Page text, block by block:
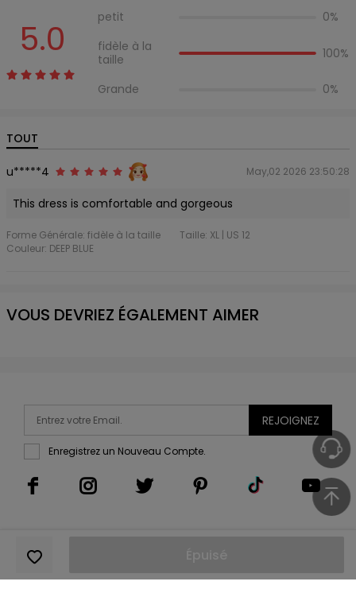
Encolure:
Type de Manche:
Sans Manche
Longueur des manches:
Longueur de Robes:
Liste d'emballage:
1 robe
5.0 petit
0%
fidèle à la
taille
100%
Grande 0%
TOUT
u*****4 May,02 2026 23:50:28
This dress is comfortable and gorgeous
Forme Générale: fidèle à la taille
Taille: XL | US 12
Couleur: DEEP BLUE
VOUS DEVRIEZ ÉGALEMENT AIMER
REJOIGNEZ
Enregistrez un Nouveau Compte.